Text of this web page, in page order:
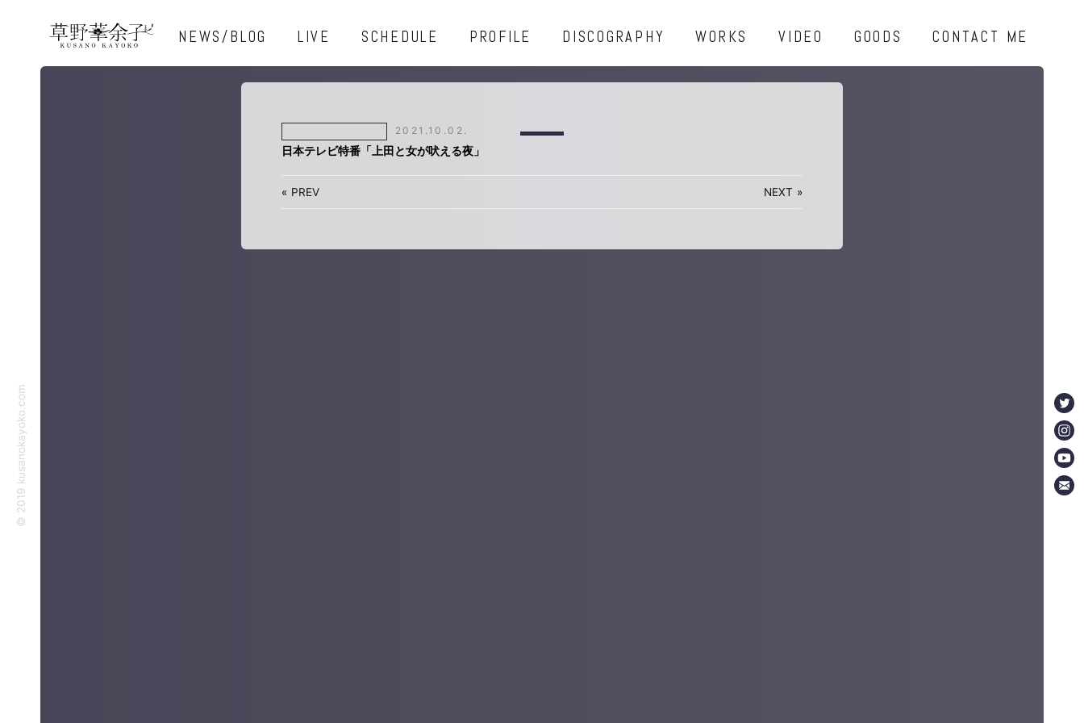
NEWS/BLOG LIVE SCHEDULE PROFILE DISCOGRAPHY WORKS VIDEO GOODS CONTACT ME
2021.10.02.
日本テレビ特番「上田と女が吠える夜」
« PREV NEXT »
©︎ 2019 kusanokayoko.com